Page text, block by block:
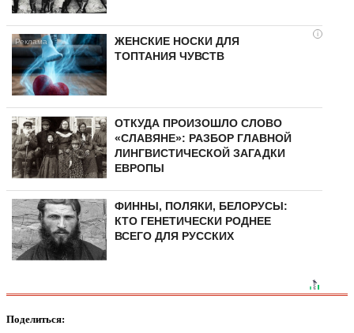
i
ЖЕНСКИЕ НОСКИ ДЛЯ
ТОПТАНИЯ ЧУВСТВ
ОТКУДА ПРОИЗОШЛО СЛОВО
«СЛАВЯНЕ»: РАЗБОР ГЛАВНОЙ
ЛИНГВИСТИЧЕСКОЙ ЗАГАДКИ
ЕВРОПЫ
ФИННЫ, ПОЛЯКИ, БЕЛОРУСЫ:
КТО ГЕНЕТИЧЕСКИ РОДНЕЕ
ВСЕГО ДЛЯ РУССКИХ
Поделиться: